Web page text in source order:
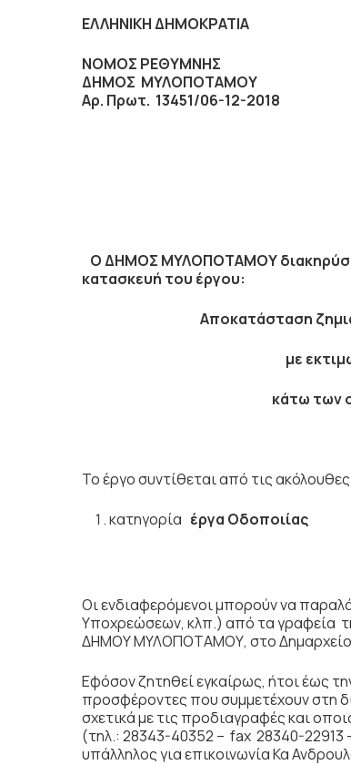
ΕΛΛΗΝΙΚΗ ΔΗΜΟΚΡΑΤΙΑ
ΝΟΜΟΣ ΡΕΘΥΜΝΗΣ
ΔΗΜΟΣ ΜΥΛΟΠΟΤΑΜΟΥ
Αρ. Πρωτ. 13451/06-12-2018
Ο ΔΗΜΟΣ ΜΥΛΟΠΟΤΑΜΟΥ
κατασκευή του έργου:
Αποκατάσταση
με
κάτω των
Το έργο συντίθεται από τις
κατηγορία έργα Οδοποιίας
Οι ενδιαφερόμενοι μπορούν να
Υποχρεώσεων, κλπ.) από τα γραφεία
ΔΗΜΟΥ ΜΥΛΟΠΟΤΑΜΟΥ, στο Δημαρχείο
Εφόσον ζητηθεί εγκαίρως, ήτοι έως
προσφέροντες που συμμετέχουν στη
σχετικά με τις προδιαγραφές και
(τηλ.: 28343-40352 – fax 28340-22913
υπάλληλος για επικοινωνία Κα